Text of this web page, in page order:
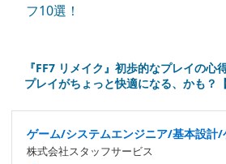
フ10選！
『FF7 リメイク』初歩的なプレイの心
プレイがちょっと快適になる、かも？
ゲーム/システムエンジニア/基本設
株式会社スタッフサービス